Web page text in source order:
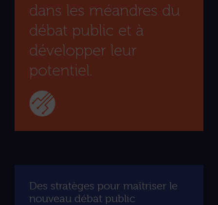
dans les méandres du
débat public et à
développer leur
potentiel.
Des stratèges pour maîtriser le
nouveau débat public